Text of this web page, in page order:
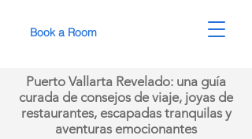
Book a Room
Puerto Vallarta Revelado: una guía
curada de consejos de viaje, joyas de
restaurantes, escapadas tranquilas y
aventuras emocionantes